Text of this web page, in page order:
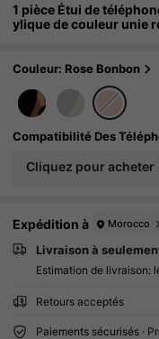
1 pièce Étui de
ylique de couleur unie
x. Nouveau cadeau de
Couleur: Rose Bonbon
Compatibilité Des
Cliquez pour acheter
Expédition à Morocco
Livraison à
Estimation de livraison:
Retours acceptés
Paiements sécurisés ·